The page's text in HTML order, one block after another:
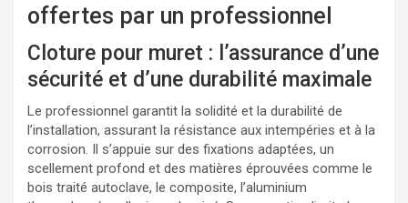
offertes par un professionnel
Cloture pour muret : l’assurance d’une
sécurité et d’une durabilité maximale
Le professionnel garantit la solidité et la durabilité de
l’installation, assurant la résistance aux intempéries et à la
corrosion. Il s’appuie sur des fixations adaptées, un
scellement profond et des matières éprouvées comme le
bois traité autoclave, le composite, l’aluminium